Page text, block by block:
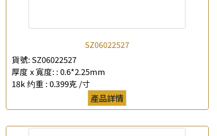
產品查詢 ×
SZ06022527
貨號: SZ06022527
厚度 x 寬度: : 0.6*2.25mm
18k 约重 : 0.399克 /寸
產品詳情